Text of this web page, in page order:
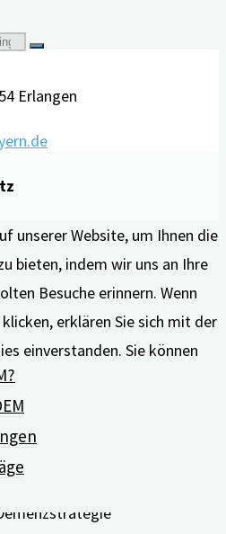
Erlangen
unserer Website, um Ihnen die
bieten, indem wir uns an Ihre
Besuche erinnern. Wenn
erklären Sie sich mit der
einverstanden. Sie können
besuchen, um eine
erteilen.